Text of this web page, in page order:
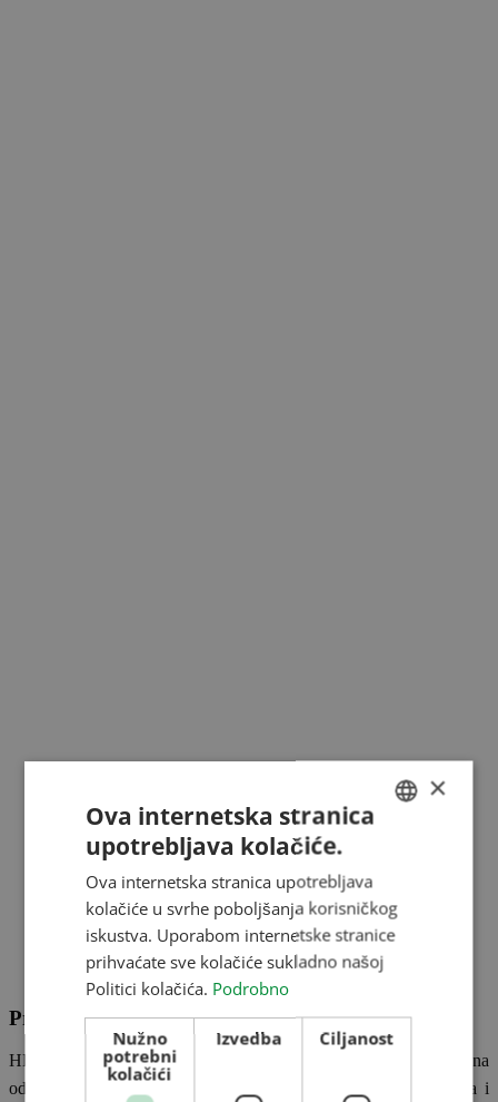
Prikaz naše tvrtke
HETECH je osnovana 1998 godine. I tokom godina postala je jedna
od vodećih tvrtki segmentu skladištenja žitarica (podna skladišta i
ENGLISH
ROMANIAN
CROATIAN
×
Ova internetska stranica
upotrebljava kolačiće.
Ova internetska stranica upotrebljava
kolačiće u svrhe poboljšanja korisničkog
iskustva. Uporabom internetske stranice
prihvaćate sve kolačiće sukladno našoj
Politici kolačića. Podrobno
Nužno
potrebni
kolačići
Izvedba Ciljanost